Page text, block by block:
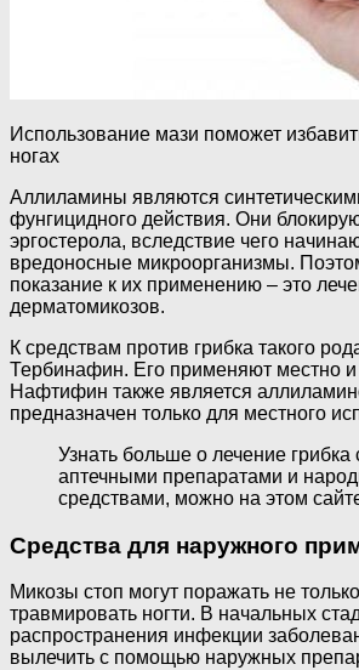
Использование мази поможет
ногах
Аллиламины являются
фунгицидного действия. Они
эргостерола, вследствие чего
вредоносные микроорганизмы.
показание к их применению – это
дерматомикозов.
К средствам против грибка такого
Тербинафин. Его применяют местно и
Нафтифин также является
предназначен только для местного
Узнать больше о лечение грибка
аптечными препаратами и
средствами, можно на этом
Средства для наружного
Микозы стоп могут поражать не
травмировать ногти. В начальных
распространения инфекции
вылечить с помощью наружных